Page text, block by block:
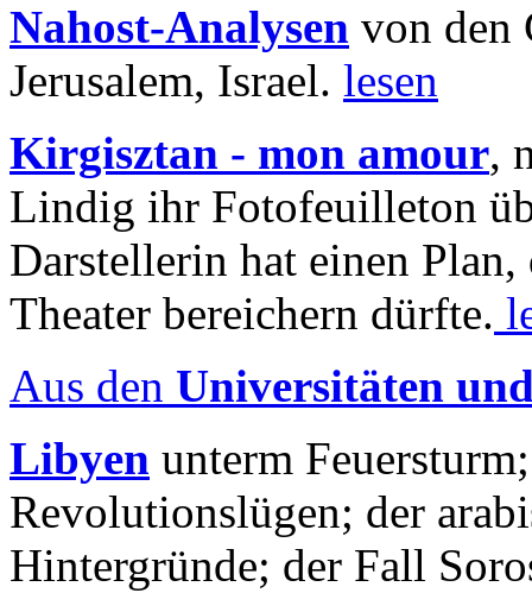
Nahost-Analysen von den
Jerusalem, Israel. lesen
Kirgisztan - mon amour,
Lindig ihr Fotofeuilleton
Darstellerin hat einen Plan,
Theater bereichern dürfte.
Aus den Universitäten
Libyen unterm
Revolutionslügen; der
Hintergründe; der Fall